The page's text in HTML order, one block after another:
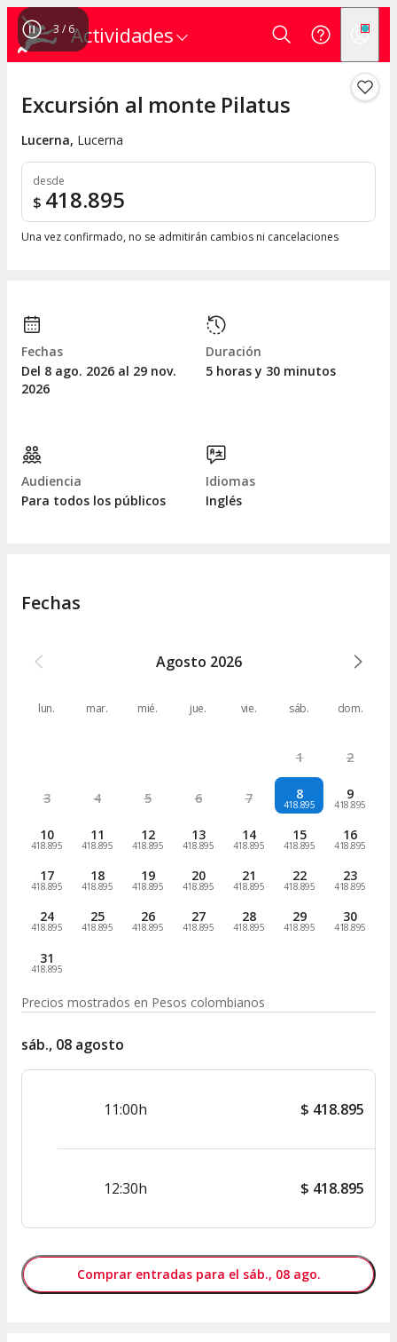
Actividades
4 / 6
Excursión al monte Pilatus
Lucerna, Lucerna
desde
$ 418.895
Una vez confirmado, no se admitirán cambios ni cancelaciones
Fechas
Del 8 ago. 2026 al 29 nov.
2026
Duración
5 horas y 30 minutos
Audiencia
Para todos los públicos
Idiomas
Inglés
Fechas
Agosto 2026
lun. mar. mié. jue. vie. sáb. dom.
1 2
3 4 5 6 7 8
418.895
9
418.895
10
418.895
11
418.895
12
418.895
13
418.895
14
418.895
15
418.895
16
418.895
17
418.895
18
418.895
19
418.895
20
418.895
21
418.895
22
418.895
23
418.895
24
418.895
25
418.895
26
418.895
27
418.895
28
418.895
29
418.895
30
418.895
31
418.895
Precios mostrados en Pesos colombianos
sáb., 08 agosto
11:00h $ 418.895
12:30h $ 418.895
Comprar entradas para el sáb., 08 ago.